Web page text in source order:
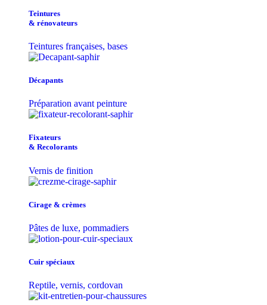
Teintu​res
& r​é​novateurs
Teintures françaises, bases
Décapants
Préparation avant peinture
Fixateurs
& Recolorants
Vernis de finition
Cirage & crèmes
Pâtes de luxe, pommadiers
Cuir spéciaux
Reptile, vernis, cordovan